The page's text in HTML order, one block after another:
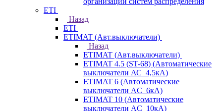
ETI
Назад
ETI
ETIMAT (Авт.выключатели)
Назад
ETIMAT (Авт.выключатели)
ETIMAT 4.5 (ST-68) (Автоматические
выключатели АС_4,5кА)
ETIMAT 6 (Автоматические
выключатели AC_6кА)
ETIMAT 10 (Автоматические
выключатели AC_10кА)